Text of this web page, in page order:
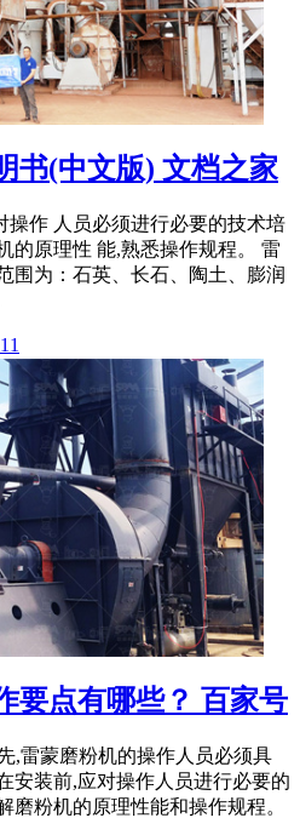
书(中文版) 文档之家
操作 人员必须进行必要的技术培
的原理性 能,熟悉操作规程。 雷
围为：石英、长石、陶土、膨润
要点有哪些？ 百家号
,雷蒙磨粉机的操作人员必须具
安装前,应对操作人员进行必要的
磨粉机的原理性能和操作规程。